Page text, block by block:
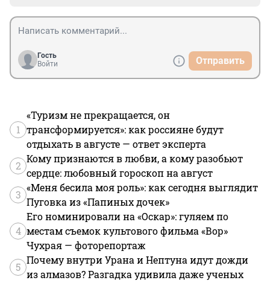
Гость
Войти
Отправить
1
«Туризм не прекращается, он
трансформируется»: как россияне будут
отдыхать в августе — ответ эксперта
2
Кому признаются в любви, а кому разобьют
сердце: любовный гороскоп на август
3
«Меня бесила моя роль»: как сегодня выглядит
Пуговка из «Папиных дочек»
4
Его номинировали на «Оскар»: гуляем по
местам съемок культового фильма «Вор»
Чухрая — фоторепортаж
5
Почему внутри Урана и Нептуна идут дожди
из алмазов? Разгадка удивила даже ученых